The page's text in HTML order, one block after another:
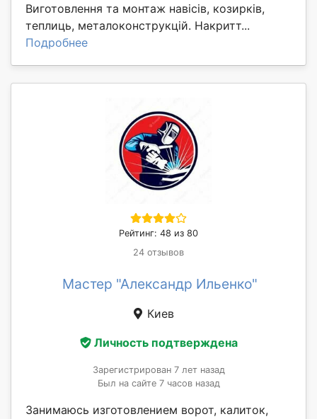
Виготовлення та монтаж навісів, козирків,
теплиць, металоконструкцій. Накритт...
Подробнее
Рейтинг: 48 из 80
24 отзывов
Мастер "Александр Ильенко"
Киев
Личность подтверждена
Зарегистрирован 7 лет назад
Был на сайте 7 часов назад
Занимаюсь изготовлением ворот, калиток,